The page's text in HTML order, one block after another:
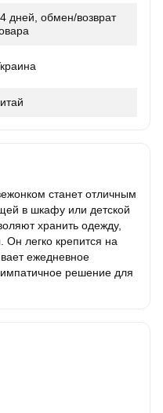
дней, обмен/возврат
станет отличным
в шкафу или детской
хранить одежду,
Он легко крепится на
ежедневное
решение для